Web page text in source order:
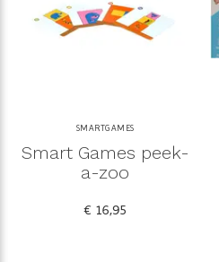
SMARTGAMES
Smart Games peek-
a-zoo
€ 16,95